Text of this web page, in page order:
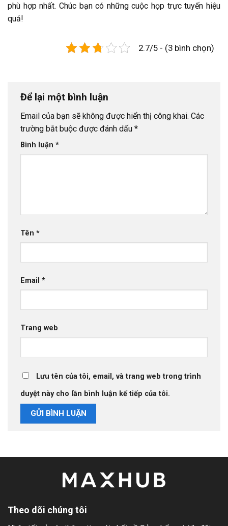
phù hợp nhất. Chúc bạn có những cuộc họp trực tuyến hiệu
quả!
2.7/5 - (3 bình chọn)
Để lại một bình luận
Email của bạn sẽ không được hiển thị công khai. Các
trường bắt buộc được đánh dấu *
Bình luận *
Tên *
Email *
Trang web
Lưu tên của tôi, email, và trang web trong trình
duyệt này cho lần bình luận kế tiếp của tôi.
Theo dõi chúng tôi